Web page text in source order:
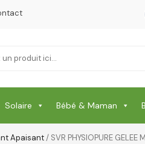
Solaire Bébé & Maman
Apaisant/ SVR PHYSIOPURE
Bébé
DE GORGE & DOULEURS